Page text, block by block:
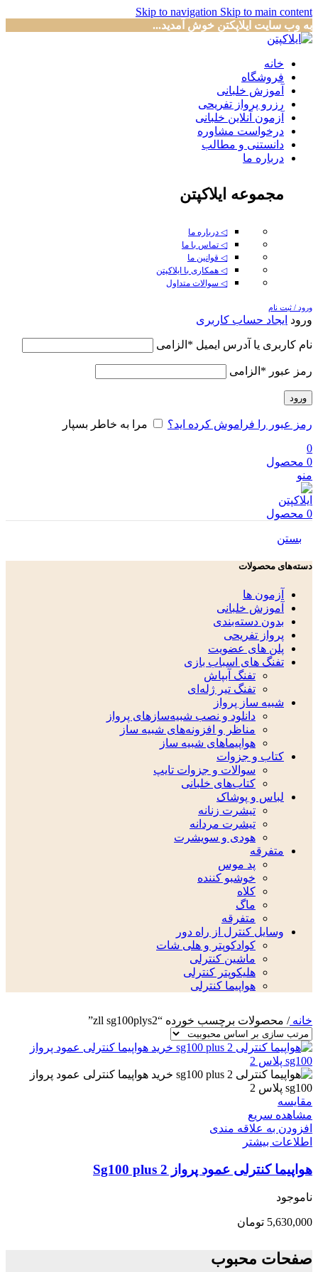
Skip to navigation Skip to main content
به وب سایت ایلاپکتن خوش آمدید...
خانه
فروشگاه
آموزش خلبانی
رزرو پرواز تفریحی
آزمون آنلاین خلبانی
درخواست مشاوره
دانستنی و مطالب
درباره ما
مجموعه ایلاکپتن
◁ درباره ما
◁ تماس با ما
◁ قوانین ما
◁ همکاری با ایلاکپتن
◁ سوالات متداول
ورود / ثبت نام
ورود ایجاد حساب کاربری
نام کاربری یا آدرس ایمیل * الزامی
رمز عبور * الزامی
ورود
رمز عبور را فراموش کرده اید؟
مرا به خاطر بسپار
0
0 محصول
منو
0 محصول
بستن
دسته‌های محصولات
آزمون ها
آموزش خلبانی
بدون دسته‌بندی
پرواز تفریحی
پلن های عضویت
تفنگ های اسباب بازی
تفنگ آبپاش
تفنگ تیر ژله‌ای
شبیه ساز پرواز
دانلود و نصب شبیه‌سازهای پرواز
مناظر و افزونه‌های شبیه ساز
هواپیماهای شبیه ساز
کتاب و جزوات
سوالات و جزوات تایپ
کتاب‌های خلبانی
لباس و پوشاک
تیشرت زنانه
تیشرت مردانه
هودی و سویشرت
متفرقه
پد موس
خوشبو کننده
کلاه
ماگ
متفرقه
وسایل کنترل از راه دور
کوادکوپتر و هلی شات
ماشین کنترلی
هلیکوپتر کنترلی
هواپیما کنترلی
خانه/ محصولات برچسب خورده “zll sg100plys2”
مقایسه
مشاهده سریع
افزودن به علاقه مندی
اطلاعات بیشتر
هواپیما کنترلی عمود پرواز Sg100 plus 2
ناموجود
5,630,000 تومان
صفحات محبوب